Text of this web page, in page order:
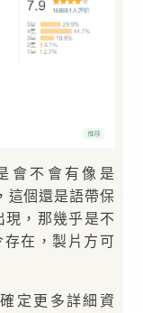
會不會有像是
這個還是語帶保
，那幾乎是不
在，製片方可
定更多詳細資